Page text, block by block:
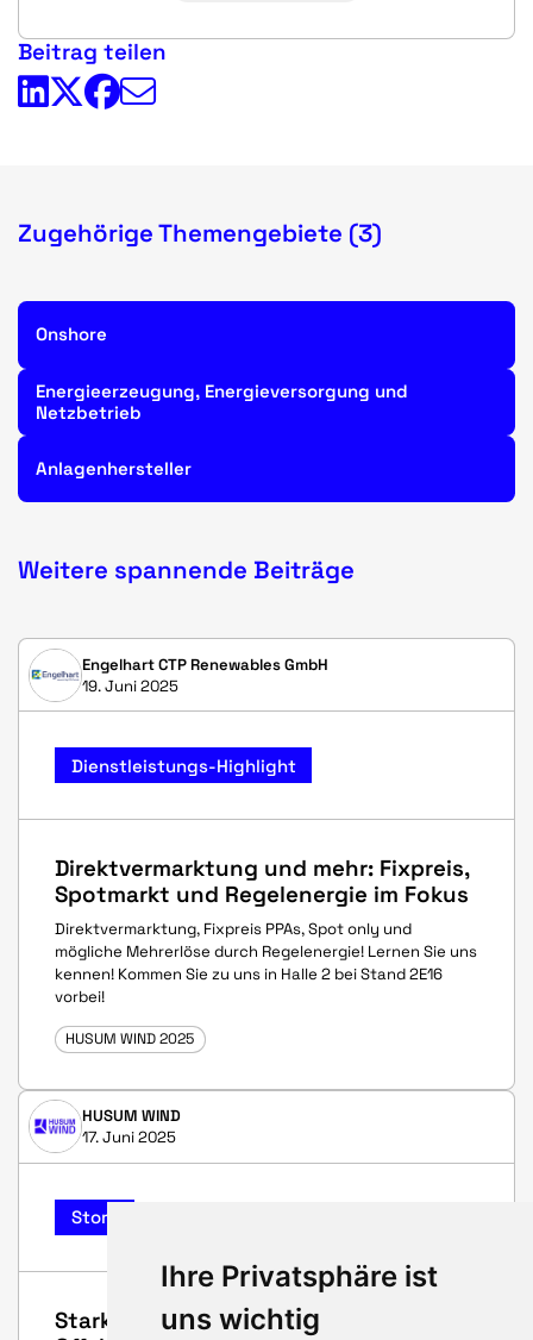
Ihre Privatsphäre ist
uns wichtig
Beitrag teilen
Zugehörige Themengebiete (3)
Onshore
Energieerzeugung, Energieversorgung und
Netzbetrieb
Anlagenhersteller
Weitere spannende Beiträge
Engelhart CTP Renewables GmbH
19. Juni 2025
Dienstleistungs-Highlight
Direktvermarktung und mehr: Fixpreis,
Spotmarkt und Regelenergie im Fokus
Direktvermarktung, Fixpreis PPAs, Spot only und
mögliche Mehrerlöse durch Regelenergie! Lernen Sie uns
kennen! Kommen Sie zu uns in Halle 2 bei Stand 2E16
vorbei!
HUSUM WIND 2025
HUSUM WIND
17. Juni 2025
Story
Starke Stimmen, klare Richtung: